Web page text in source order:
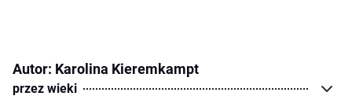
Autor: Karolina Kieremkampt
przez wieki